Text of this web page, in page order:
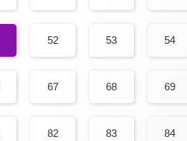
52 53 54
67 68 69
82 83 84